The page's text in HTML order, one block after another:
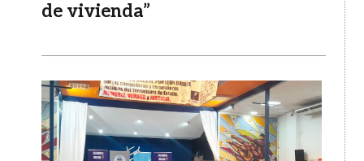
de vivienda”
Imagen